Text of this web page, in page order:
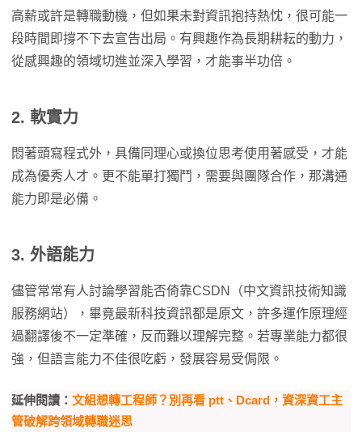
高薪或許是轉職動機，但如果未對資訊抱持熱忱，很可能一
段時間即撐不下去宣告出局。有興趣作為長期耕耘的動力，
從感興趣的領域切進並深入學習，才能事半功倍。
2. 軟實力
悶著頭寫程式外，具備同理心或換位思考使用著感受，才能
成為優秀人才。更不能單打獨鬥，需要與團隊合作，那溝通
能力即是必備。
3. 外語能力
儘管常常有人討論學習能否倚靠CSDN（中文資訊技術知識
服務網站），畢竟最新科技資訊都是原文，許多運作原理經
過翻譯後不一定準確，反而難以理解完整。若專業能力都很
強，但語言能力不佳很吃虧，發展容易受侷限。
延伸閱讀： 文組想轉工程師？別再看 ptt、Dcard，資深資工主
管破解跨領域轉職迷思